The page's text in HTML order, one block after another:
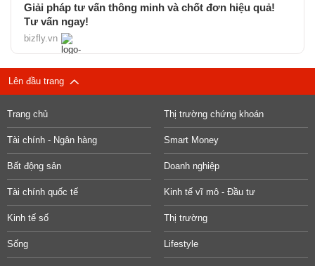
Giải pháp tư vấn thông minh và chốt đơn hiệu quả!
Tư vấn ngay!
bizfly.vn
Lên đầu trang
Trang chủ Thị trường chứng khoán
Tài chính - Ngân hàng Smart Money
Bất động sản Doanh nghiệp
Tài chính quốc tế Kinh tế vĩ mô - Đầu tư
Kinh tế số Thị trường
Sống Lifestyle